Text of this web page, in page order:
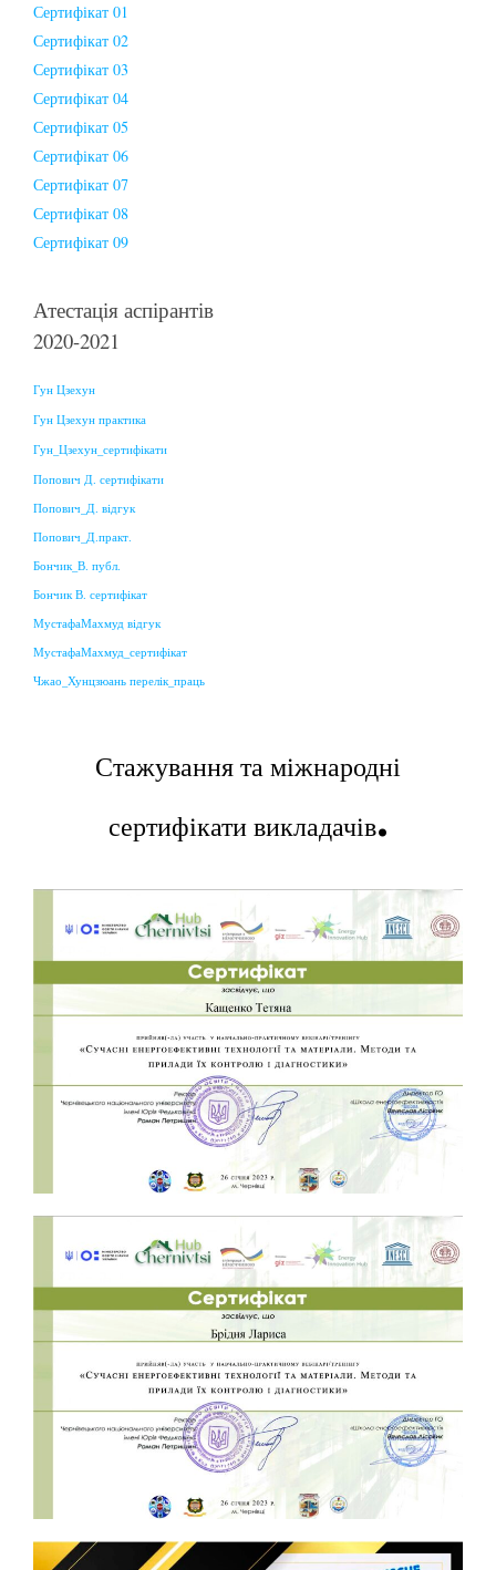
Сертифікат 01
Сертифікат 02
Сертифікат 03
Сертифікат 04
Сертифікат 05
Сертифікат 06
Сертифікат 07
Сертифікат 08
Сертифікат 09
Атестація аспірантів
2020-2021
Гун Цзехун
Гун Цзехун практика
Гун_Цзехун_сертифікати
Попович Д. сертифікати
Попович_Д. відгук
Попович_Д.практ.
Бончик_В. публ.
Бончик В. сертифікат
МустафаМахмуд відгук
МустафаМахмуд_сертифікат
Чжао_Хунцзюань перелік_праць
Стажування та міжнародні
сертифікати викладачів.